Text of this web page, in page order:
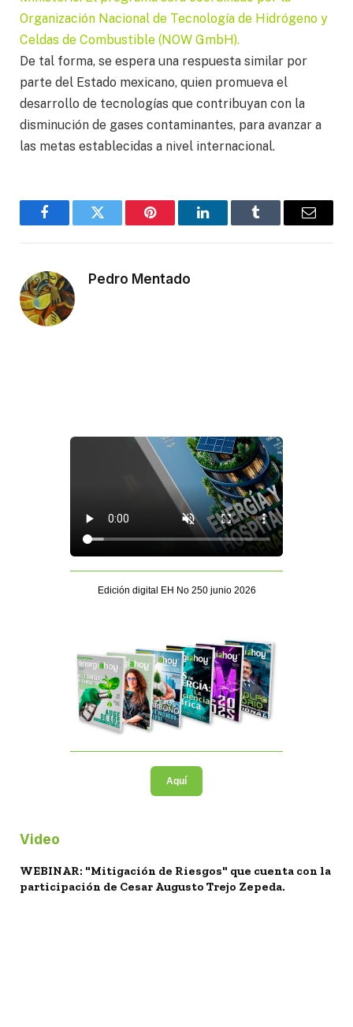
Organización Nacional de Tecnología de Hidrógeno y
Celdas de Combustible (NOW GmbH).
De tal forma, se espera una respuesta similar por
parte del Estado mexicano, quien promueva el
desarrollo de tecnologías que contribuyan con la
disminución de gases contaminantes, para avanzar a
las metas establecidas a nivel internacional.
FacebookTwitter Pinterest LinkedInTumblr Email
Pedro Mentado
Edición digital EH No 250 junio 2026
Aquí
Video
WEBINAR: "Mitigación de Riesgos" que cuenta con la
participación de Cesar Augusto Trejo Zepeda.